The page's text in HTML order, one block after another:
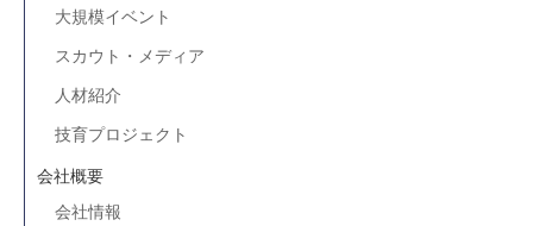
大規模イベント
スカウト・メディア
人材紹介
技育プロジェクト
会社概要
会社情報